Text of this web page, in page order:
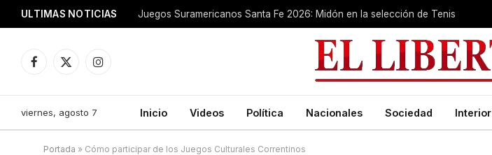
ULTIMAS NOTICIAS Juegos Suramericanos Santa Fe 2026: Midón en la selección de Tenis
Facebook
X
Instagram
viernes, agosto 7 Inicio Videos Política Nacionales Sociedad Interior
Portada » Cómo participar de los Juegos Culturales Correntinos